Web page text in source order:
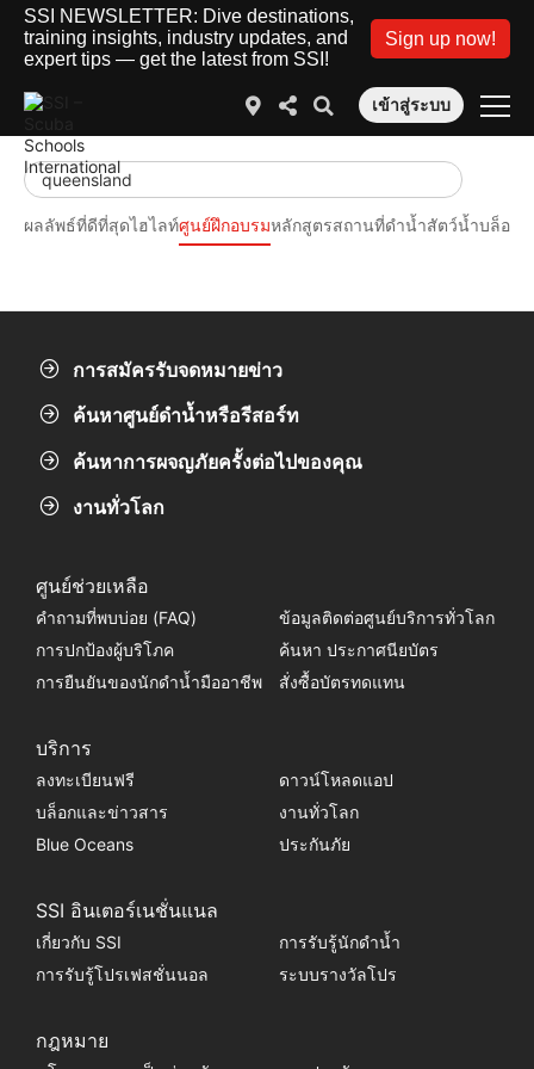
SSI NEWSLETTER: Dive destinations,
training insights, industry updates, and
expert tips — get the latest from SSI!
Sign up now!
เข้าสู่ระบบ
ผลลัพธ์ที่ดีที่สุดไฮไลท์ศูนย์ฝึกอบรมหลักสูตรสถานที่ดำน้ำสัตว์น้ำบล็อก
การสมัครรับจดหมายข่าว
ค้นหาศูนย์ดำน้ำหรือรีสอร์ท
ค้นหาการผจญภัยครั้งต่อไปของคุณ
งานทั่วโลก
ศูนย์ช่วยเหลือ
คำถามที่พบบ่อย (FAQ)
ข้อมูลติดต่อศูนย์บริการทั่วโลก
การปกป้องผู้บริโภค
ค้นหา ประกาศนียบัตร
การยืนยันของนักดำน้ำมืออาชีพ
สั่งซื้อบัตรทดแทน
บริการ
ลงทะเบียนฟรี
ดาวน์โหลดแอป
บล็อกและข่าวสาร
งานทั่วโลก
Blue Oceans
ประกันภัย
SSI อินเตอร์เนชั่นแนล
เกี่ยวกับ SSI
การรับรู้นักดำน้ำ
การรับรู้โปรเฟสชั่นนอล
ระบบรางวัลโปร
กฎหมาย